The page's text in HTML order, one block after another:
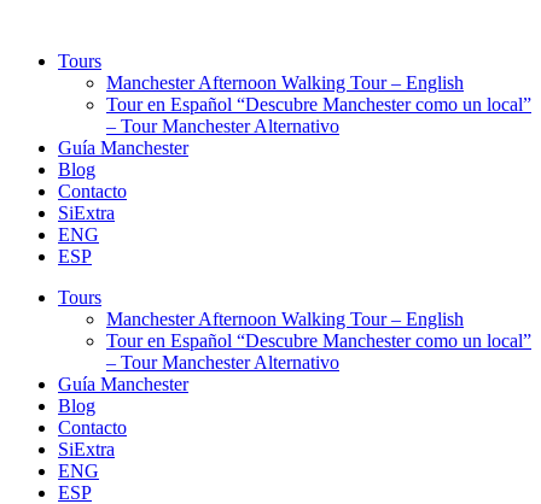
Tours
Manchester Afternoon Walking Tour – English
Tour en Español “Descubre Manchester como un local”
– Tour Manchester Alternativo
Guía Manchester
Blog
Contacto
SiExtra
ENG
ESP
Tours
Manchester Afternoon Walking Tour – English
Tour en Español “Descubre Manchester como un local”
– Tour Manchester Alternativo
Guía Manchester
Blog
Contacto
SiExtra
ENG
ESP